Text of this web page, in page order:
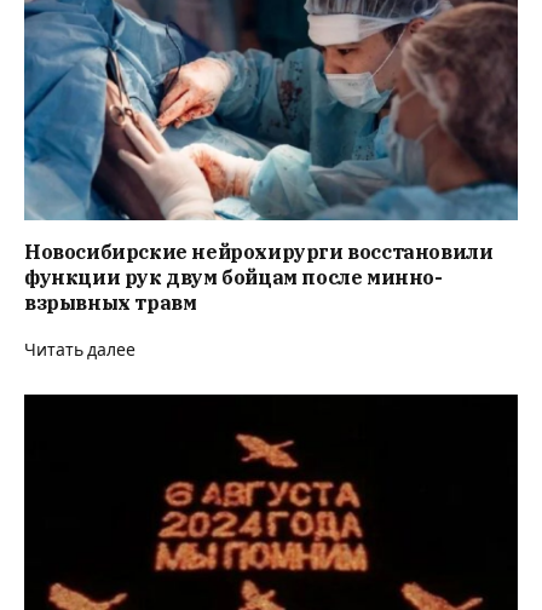
Новосибирские нейрохирурги восстановили
функции рук двум бойцам после минно-
взрывных травм
Читать далее